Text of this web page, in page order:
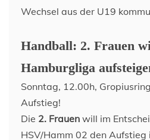
Wechsel aus der U19
Handball: 2. Frauen
Hamburgliga
Sonntag, 12.00h,
Aufstieg!
Die 2. Frauen will im
HSV/Hamm 02 den Aufstieg